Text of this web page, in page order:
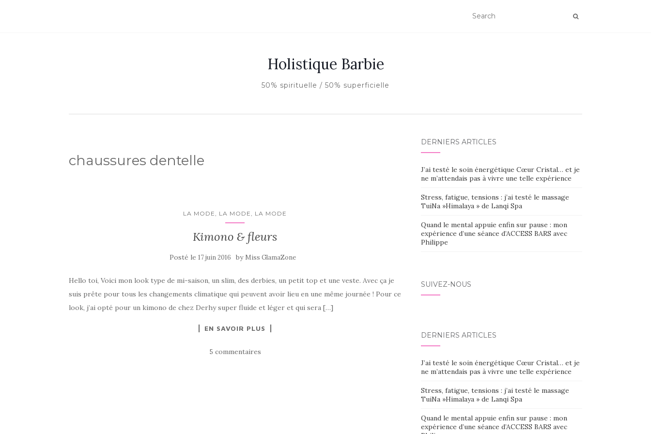
Holistique Barbie
50% spirituelle / 50% superficielle
chaussures dentelle
LA MODE, LA MODE, LA MODE
Kimono & fleurs
Posté le 17 juin 2016 by Miss GlamaZone
Hello toi, Voici mon look type de mi-saison, un slim, des derbies, un petit top et une veste. Avec ça je
suis prête pour tous les changements climatique qui peuvent avoir lieu en une même journée ! Pour ce
look, j’ai opté pour un kimono de chez Derhy super fluide et léger et qui sera […]
EN SAVOIR PLUS
5 commentaires
DERNIERS ARTICLES
J’ai testé le soin énergétique Cœur Cristal… et je
ne m’attendais pas à vivre une telle expérience
Stress, fatigue, tensions : j’ai testé le massage
TuiNa »Himalaya » de Lanqi Spa
Quand le mental appuie enfin sur pause : mon
expérience d’une séance d’ACCESS BARS avec
Philippe
SUIVEZ-NOUS
DERNIERS ARTICLES
J’ai testé le soin énergétique Cœur Cristal… et je
ne m’attendais pas à vivre une telle expérience
Stress, fatigue, tensions : j’ai testé le massage
TuiNa »Himalaya » de Lanqi Spa
Quand le mental appuie enfin sur pause : mon
expérience d’une séance d’ACCESS BARS avec